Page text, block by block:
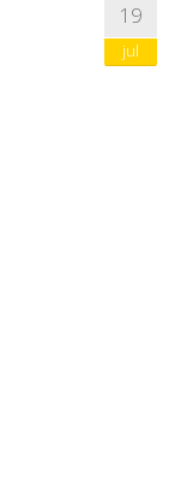
19
jul